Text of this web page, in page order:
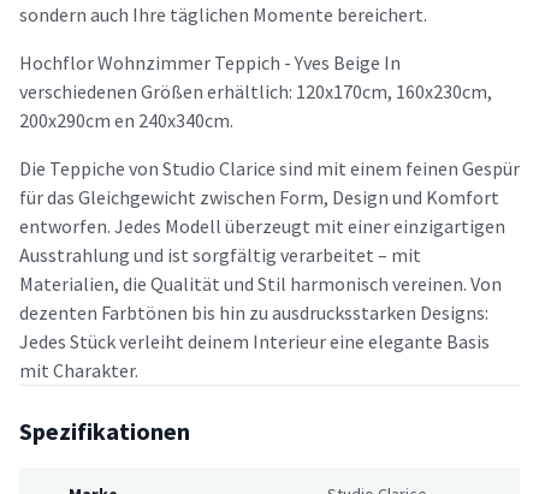
sondern auch Ihre täglichen Momente bereichert.
Hochflor Wohnzimmer Teppich - Yves Beige In
verschiedenen Größen erhältlich: 120x170cm, 160x230cm,
200x290cm en 240x340cm.
Die Teppiche von Studio Clarice sind mit einem feinen Gespür
für das Gleichgewicht zwischen Form, Design und Komfort
entworfen. Jedes Modell überzeugt mit einer einzigartigen
Ausstrahlung und ist sorgfältig verarbeitet – mit
Materialien, die Qualität und Stil harmonisch vereinen. Von
dezenten Farbtönen bis hin zu ausdrucksstarken Designs:
Jedes Stück verleiht deinem Interieur eine elegante Basis
mit Charakter.
Spezifikationen